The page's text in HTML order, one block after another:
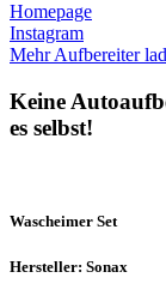
Homepage
Instagram
Mehr Aufbereiter
Keine
es selbst!
Wascheimer Set
Hersteller: Sonax